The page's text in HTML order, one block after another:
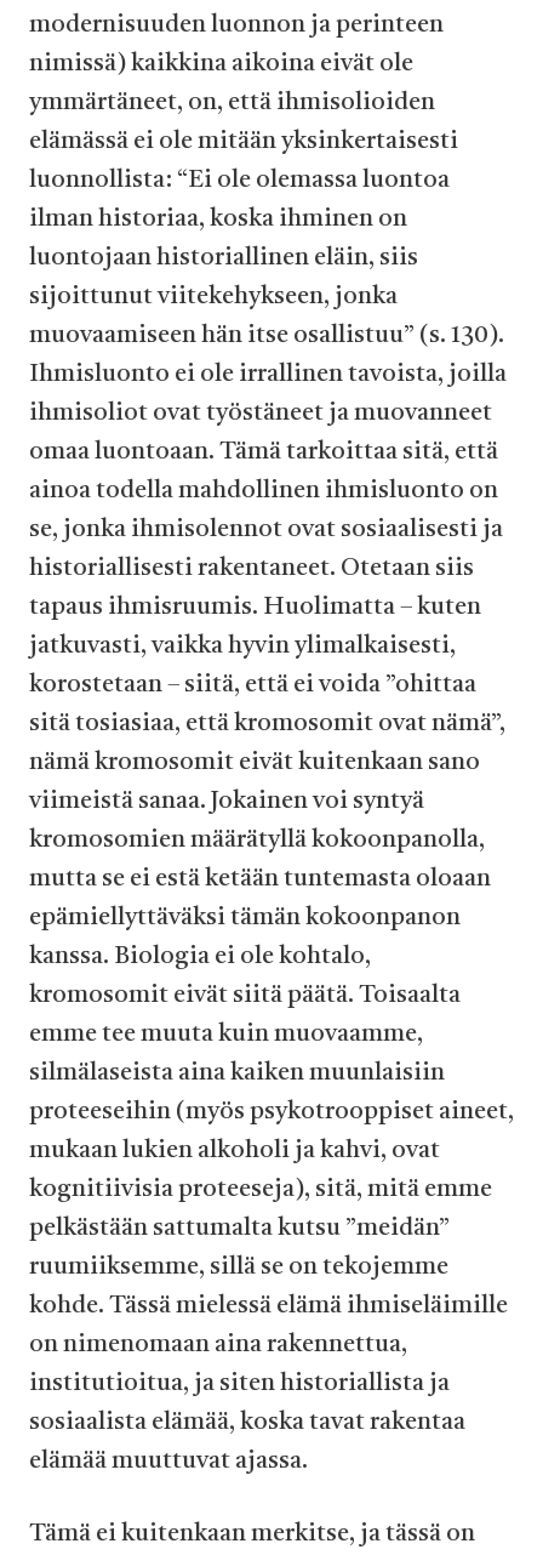
modernisuuden luonnon ja perinteen
nimissä) kaikkina aikoina eivät ole
ymmärtäneet, on, että ihmisolioiden
elämässä ei ole mitään yksinkertaisesti
luonnollista: “Ei ole olemassa luontoa
ilman historiaa, koska ihminen on
luontojaan historiallinen eläin, siis
sijoittunut viitekehykseen, jonka
muovaamiseen hän itse osallistuu” (s. 130).
Ihmisluonto ei ole irrallinen tavoista, joilla
ihmisoliot ovat työstäneet ja muovanneet
omaa luontoaan. Tämä tarkoittaa sitä, että
ainoa todella mahdollinen ihmisluonto on
se, jonka ihmisolennot ovat sosiaalisesti ja
historiallisesti rakentaneet. Otetaan siis
tapaus ihmisruumis. Huolimatta – kuten
jatkuvasti, vaikka hyvin ylimalkaisesti,
korostetaan – siitä, että ei voida ”ohittaa
sitä tosiasiaa, että kromosomit ovat nämä”,
nämä kromosomit eivät kuitenkaan sano
viimeistä sanaa. Jokainen voi syntyä
kromosomien määrätyllä kokoonpanolla,
mutta se ei estä ketään tuntemasta oloaan
epämiellyttäväksi tämän kokoonpanon
kanssa. Biologia ei ole kohtalo,
kromosomit eivät siitä päätä. Toisaalta
emme tee muuta kuin muovaamme,
silmälaseista aina kaiken muunlaisiin
proteeseihin (myös psykotrooppiset aineet,
mukaan lukien alkoholi ja kahvi, ovat
kognitiivisia proteeseja), sitä, mitä emme
pelkästään sattumalta kutsu ”meidän”
ruumiiksemme, sillä se on tekojemme
kohde. Tässä mielessä elämä ihmiseläimille
on nimenomaan aina rakennettua,
institutioitua, ja siten historiallista ja
sosiaalista elämää, koska tavat rakentaa
elämää muuttuvat ajassa.
Tämä ei kuitenkaan merkitse, ja tässä on